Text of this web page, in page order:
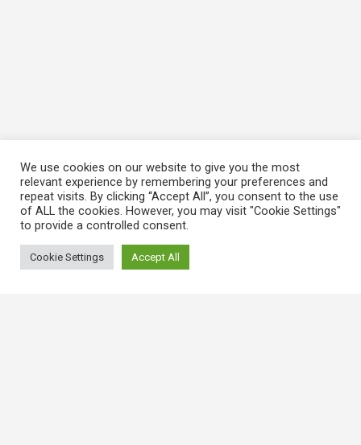
We use cookies on our website to give you the most
relevant experience by remembering your preferences and
repeat visits. By clicking “Accept All”, you consent to the use
of ALL the cookies. However, you may visit "Cookie Settings"
to provide a controlled consent.
Cookie Settings Accept All